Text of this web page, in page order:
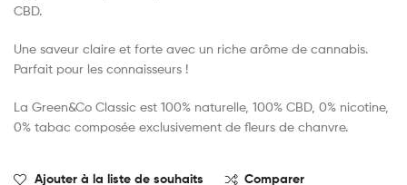
CBD.
Une saveur claire et forte avec un riche arôme de cannabis.
Parfait pour les connaisseurs !
La Green&Co Classic est 100% naturelle, 100% CBD, 0% nicotine,
0% tabac composée exclusivement de fleurs de chanvre.
Ajouter à la liste de souhaits Comparer